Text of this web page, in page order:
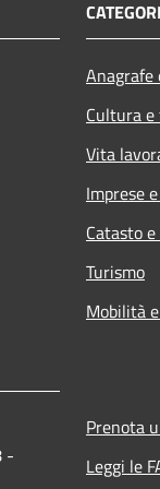
Cultura
Vita
Imprese
Catasto
Turismo
Mobilità
-
Prenota
Leggi le